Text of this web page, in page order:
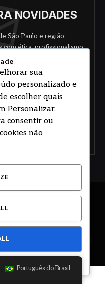
NOVIDADES
São Paulo e região.
com ética, profissionalismo
e acordo de
PRIME BRASIL
CIDADE E REGIÃO
EVENTOS
Português do Brasil
sua
personalizado e
escolher quais
Personalizar.
consentir ou
não